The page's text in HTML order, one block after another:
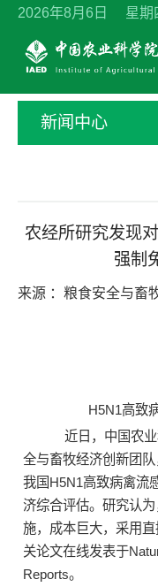
2026年8月6日 星
新闻中心
农经所研究发现
强制
来源 ： 粮食安全与畜
H5N1高致
近日，中国农业
全与畜牧经济创新团
我国H5N1高致病禽流
济综合评估。研究认
施，成本巨大，采用直
关论文在线发表于
Reports。